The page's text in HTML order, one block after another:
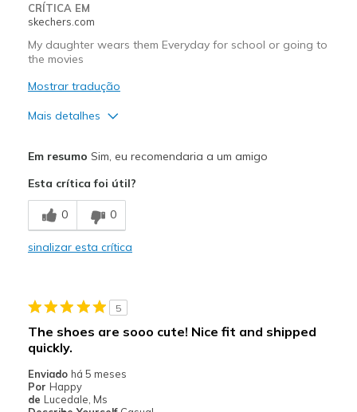
Sizing
Feels true to size
CRÍTICA EM
skechers.com
My daughter wears them Everyday for school or going to
the movies
Mostrar tradução
Mais detalhes
Comfortable
Durable
Casual Wear
Going Out
Travel
Em resumo Sim, eu recomendaria a um amigo
Esta crítica foi útil?
0 0
sinalizar esta crítica
5
The shoes are sooo cute! Nice fit and shipped
quickly.
Enviado há 5 meses
Por Happy
de Lucedale, Ms